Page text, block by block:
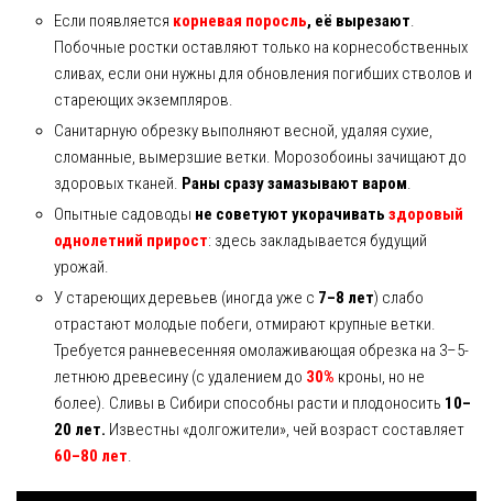
Если появляется корневая поросль, её вырезают.
Побочные ростки оставляют только на корнесобственных
сливах, если они нужны для обновления погибших стволов и
стареющих экземпляров.
Санитарную обрезку выполняют весной, удаляя сухие,
сломанные, вымерзшие ветки. Морозобоины зачищают до
здоровых тканей. Раны сразу замазывают варом.
Опытные садоводы не советуют укорачивать здоровый
однолетний прирост: здесь закладывается будущий
урожай.
У стареющих деревьев (иногда уже с 7–8 лет) слабо
отрастают молодые побеги, отмирают крупные ветки.
Требуется ранневесенняя омолаживающая обрезка на 3–5-
летнюю древесину (с удалением до 30% кроны, но не
более). Сливы в Сибири способны расти и плодоносить 10–
20 лет. Известны «долгожители», чей возраст составляет
60–80 лет.